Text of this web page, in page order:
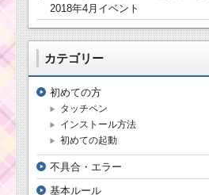
2018年4月イベント
カテゴリー
初めての方
タッチペン
インストール方法
初めての起動
不具合・エラー
基本ルール